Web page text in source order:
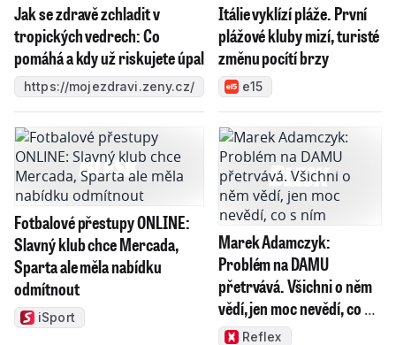
Jak se zdravě zchladit v
tropických vedrech: Co
pomáhá a kdy už riskujete úpal
https://mojezdravi.zeny.cz/
Itálie vyklízí pláže. První
plážové kluby mizí, turisté
změnu pocítí brzy
e15
Fotbalové přestupy ONLINE:
Slavný klub chce Mercada,
Sparta ale měla nabídku
odmítnout
iSport
Marek Adamczyk:
Problém na DAMU
přetrvává. Všichni o něm
vědí, jen moc nevědí, co s
nímReflex